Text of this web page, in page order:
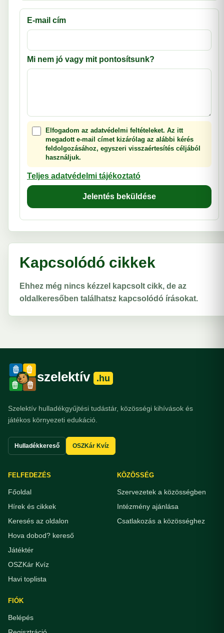
E-mail cím
Mi nem jó vagy mit pontosítsunk?
Elfogadom az adatvédelmi feltételeket. Az itt
megadott e-mail címet kizárólag az alábbi kérés
feldolgozásához, egyszeri visszaértesítés céljából
használjuk.
Teljes adatvédelmi tájékoztató
Jelentés beküldése
Kapcsolódó cikkek
Ehhez még nincs kézzel kapcsolt cikk, de az
oldalkeresőben találhatsz kapcsolódó írásokat.
szelektív .hu
Szelektív hulladékgyűjtési tudástár, közösségi kihívások és
játékos környezeti edukáció.
Hulladékkereső OSZKár Kvíz
FELFEDEZÉS
Főoldal
Hírek és cikkek
Keresés az oldalon
Hova dobod? kereső
Játéktér
OSZKár Kvíz
Havi toplista
KÖZÖSSÉG
Szervezetek a közösségben
Intézmény ajánlása
Csatlakozás a közösséghez
FIÓK
Belépés